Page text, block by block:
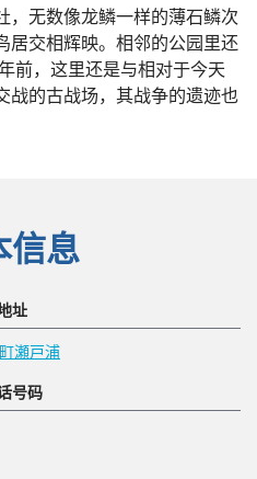
，无数像龙鳞一样的薄石鳞次
居交相辉映。相邻的公园里还
前，这里还是与相对于今天
战的古战场，其战争的遗迹也
信息
址
瀬戸浦
号码